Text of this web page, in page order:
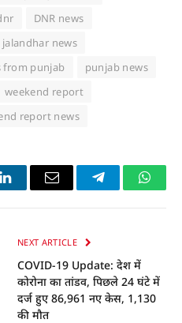
DNR news
jalandhar news
from punjab
punjab news
weekend report
report news
LinkedInEmail Telegram
NEXT ARTICLE
COVID-19 Update: देश में
कोरोना का तांडव, पिछले 24 घंटे में
दर्ज हुए 86,961 नए केस, 1,130
की मौत